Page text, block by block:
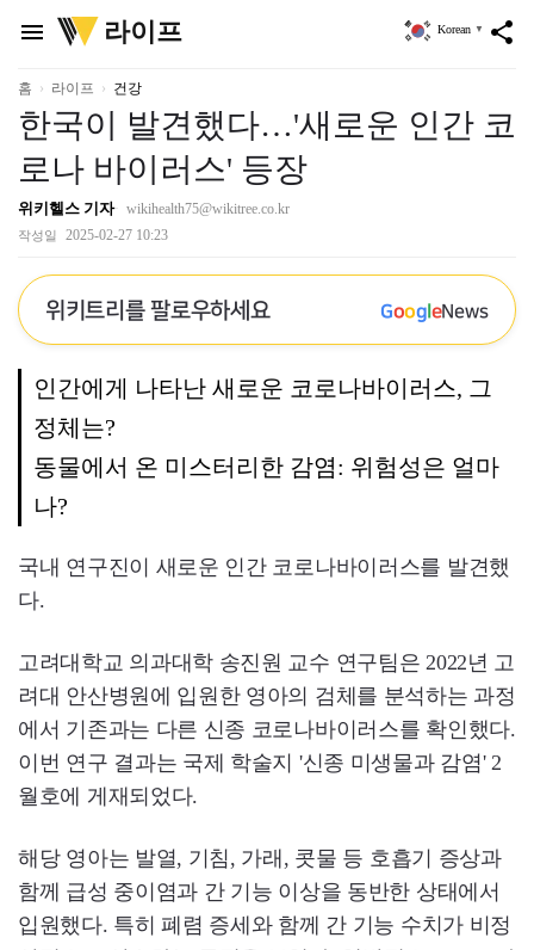
menu
위
키
리
라이프 share
Korean ▼
홈 라이프 건강
한국이 발견했다…'새로운 인간 코
로나 바이러스' 등장
위키헬스 기자 wikihealth75@wikitree.co.kr
작성일 2025-02-27 10:23
위키트리를 팔로우하세요 GoogleNews
인간에게 나타난 새로운 코로나바이러스, 그
정체는?
동물에서 온 미스터리한 감염: 위험성은 얼마
나?
국내 연구진이 새로운 인간 코로나바이러스를 발견했
다.
고려대학교 의과대학 송진원 교수 연구팀은 2022년 고
려대 안산병원에 입원한 영아의 검체를 분석하는 과정
에서 기존과는 다른 신종 코로나바이러스를 확인했다.
이번 연구 결과는 국제 학술지 '신종 미생물과 감염' 2
월호에 게재되었다.
해당 영아는 발열, 기침, 가래, 콧물 등 호흡기 증상과
함께 급성 중이염과 간 기능 이상을 동반한 상태에서
입원했다. 특히 폐렴 증세와 함께 간 기능 수치가 비정